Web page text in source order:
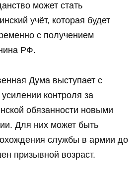
может стать
учёт, которая будет
с получением
РФ.
Дума выступает с
контроля за
обязанности новыми
Для них может быть
службы в армии до
призывной возраст.